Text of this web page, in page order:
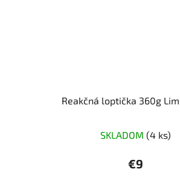
Reakčná loptička 360g
SKLADOM (4 ks)
€9